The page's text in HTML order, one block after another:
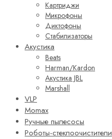
Картриджи
Микрофоны
Диктофоны
Стабилизаторы
Акустика
Beats
Harman/Kardon
Акустика JBL
Marshall
VLP
Momax
Ручные пылесосы
Роботы-стеклоочистители